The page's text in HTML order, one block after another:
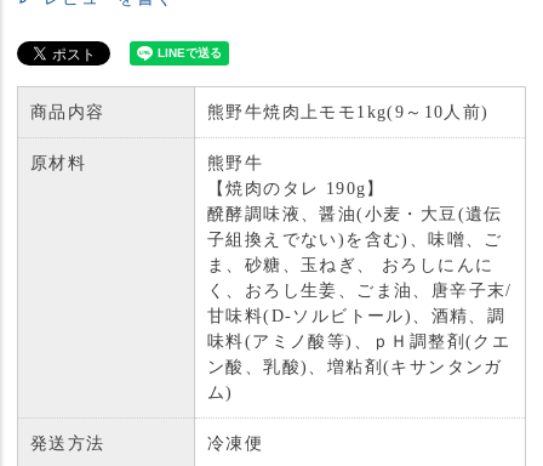
商品内容 熊野牛焼肉上モモ1kg(9～10人前)
原材料
熊野牛
【焼肉のタレ 190g】
醗酵調味液、醤油(小麦・大豆(遺伝
子組換えでない)を含む)、味噌、ご
ま、砂糖、玉ねぎ、 おろしにんに
く、おろし生姜、ごま油、唐辛子末/
甘味料(D-ソルビトール)、酒精、調
味料(アミノ酸等)、ｐＨ調整剤(クエ
ン酸、乳酸)、増粘剤(キサンタンガ
ム)
発送方法 冷凍便